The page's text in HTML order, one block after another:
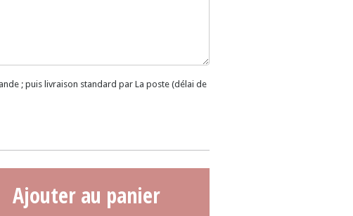
; puis livraison standard par La poste (délai de
Ajouter au panier